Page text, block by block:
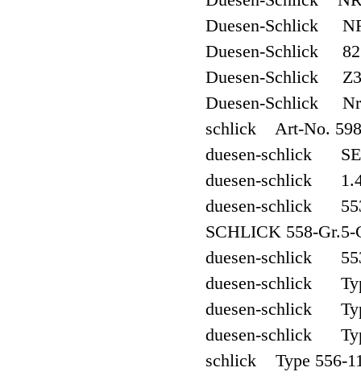
Duesen-Schlick
Duesen-Schlick
Duesen-Schlick
Duesen-Schlick
schlick Art-No.
duesen-schlick
duesen-schlick
duesen-schlick
SCHLICK 558-Gr.5-
duesen-schlick
duesen-schlick
duesen-schlick
duesen-schlick
schlick Type 556-